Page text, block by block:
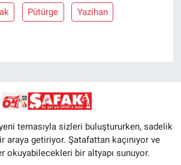
Pütürge Yazihan
temasıyla sizleri buluştururken, sadelik
araya getiriyor. Şatafattan kaçınıyor ve
okuyabilecekleri bir altyapı sunuyor.